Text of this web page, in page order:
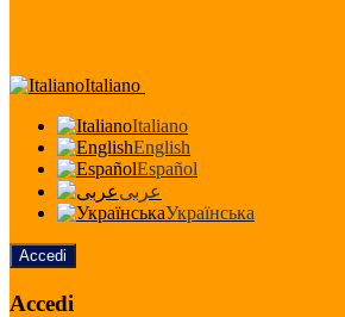
Italiano
Italiano
English
Español
عربى
Українська
Accedi
Accedi